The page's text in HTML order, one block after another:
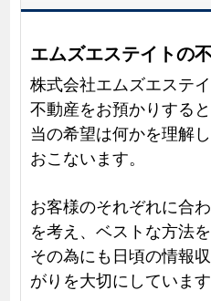
エムズエステイトの
株式会社エムズエステ
不動産をお預かりする
当の希望は何かを理解
おこないます。
お客様のそれぞれに合
を考え、ベストな方法
その為にも日頃の情報
がりを大切にしています